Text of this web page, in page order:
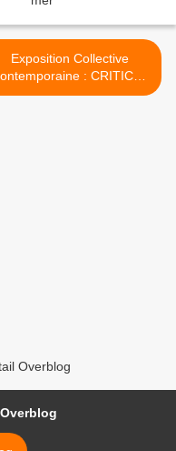
Exposition Collective
: CRITICAL
; In hommage
Overblog